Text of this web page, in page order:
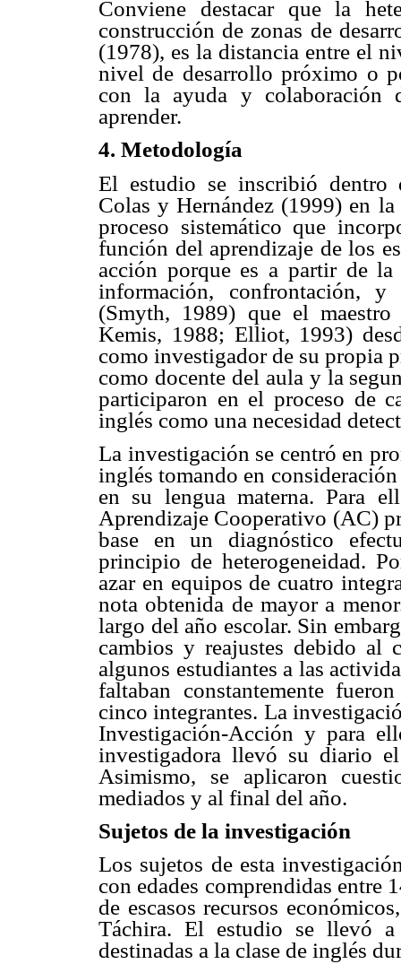
Conviene destacar que la
construcción de zonas de
(1978), es la distancia entre el
nivel de desarrollo próximo o
con la ayuda y colaboración
aprender.
4. Metodología
El estudio se inscribió dentro
Colas y Hernández (1999) en
proceso sistemático que
función del aprendizaje de los
acción porque es a partir de
información, confrontación, y
(Smyth, 1989) que el
Kemis, 1988; Elliot, 1993)
como investigador de su propia
como docente del aula y la
participaron en el proceso de
inglés como una necesidad
La investigación se centró en
inglés tomando en
en su lengua materna. Para
Aprendizaje Cooperativo (AC)
base en un diagnóstico
principio de heterogeneidad.
azar en equipos de cuatro
nota obtenida de mayor a
largo del año escolar. Sin
cambios y reajustes debido al
algunos estudiantes a las
faltaban constantemente
cinco integrantes. La
Investigación-Acción y para
investigadora llevó su diario
Asimismo, se aplicaron
mediados y al final del año.
Sujetos de la investigación
Los sujetos de esta
con edades comprendidas entre
de escasos recursos
Táchira. El estudio se llevó a
destinadas a la clase de inglés